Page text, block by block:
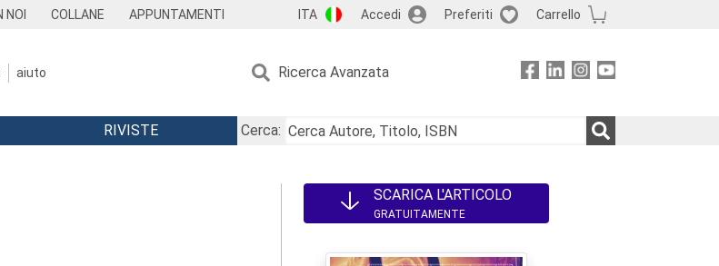
NOI COLLANE APPUNTAMENTI ITA Accedi Preferiti Carrello
aiuto Ricerca Avanzata
RIVISTE
Cerca:
SCARICA L'ARTICOLO
GRATUITAMENTE